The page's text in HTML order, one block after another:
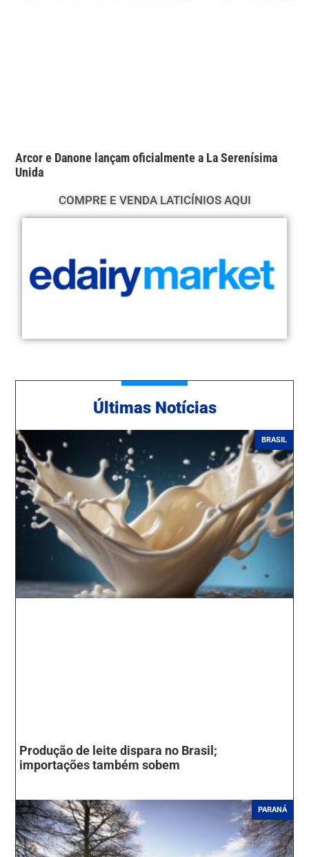
Arcor e Danone lançam oficialmente a La Serenísima
Unida
COMPRE E VENDA LATICÍNIOS AQUI
Últimas Notícias
BRASIL
Produção de leite dispara no Brasil;
importações também sobem
PARANÁ